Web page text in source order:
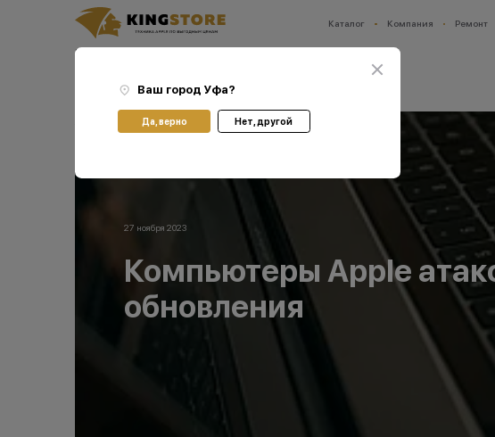
Каталог Компания Ремонт
Ваш город:
Ваш город Уфа?
Да, верно Нет, другой
27 ноября 2023
Компьютеры Apple
обновления